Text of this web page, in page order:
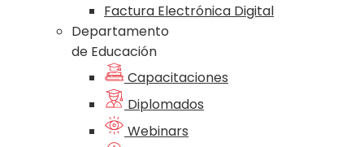
Factura Electrónica Digital
Departamento
de Educación
Capacitaciones
Diplomados
Webinars